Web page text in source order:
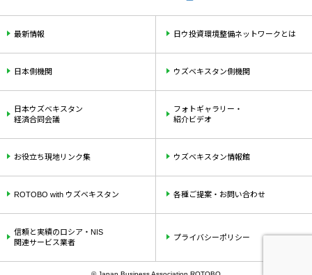
最新情報 日ウ投資環境整備ネットワークとは
日本側機関 ウズベキスタン側機関
日本ウズベキスタン
経済合同会議
フォトギャラリー・
紹介ビデオ
お役立ち現地リンク集 ウズベキスタン情報館
ROTOBO with ウズベキスタン 各種ご提案・お問い合わせ
信頼と実績のロシア・NIS
関連サービス業者
プライバシーポリシー